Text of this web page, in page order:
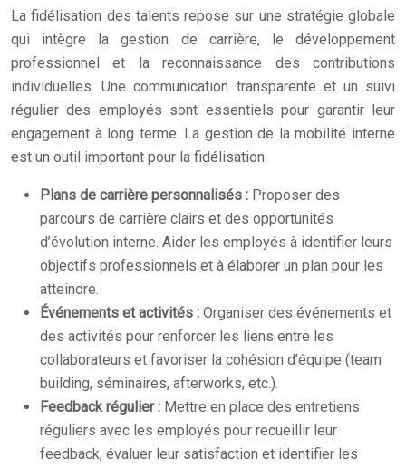
La fidélisation des talents repose sur une stratégie globale
qui intègre la gestion de carrière, le développement
professionnel et la reconnaissance des contributions
individuelles. Une communication transparente et un suivi
régulier des employés sont essentiels pour garantir leur
engagement à long terme. La gestion de la mobilité interne
est un outil important pour la fidélisation.
Plans de carrière personnalisés : Proposer des
parcours de carrière clairs et des opportunités
d’évolution interne. Aider les employés à identifier leurs
objectifs professionnels et à élaborer un plan pour les
atteindre.
Événements et activités : Organiser des événements et
des activités pour renforcer les liens entre les
collaborateurs et favoriser la cohésion d’équipe (team
building, séminaires, afterworks, etc.).
Feedback régulier : Mettre en place des entretiens
réguliers avec les employés pour recueillir leur
feedback, évaluer leur satisfaction et identifier les